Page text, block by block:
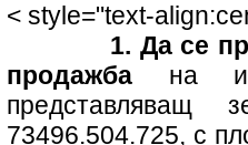
< style="text-
1. Да се
продажба на
73496.504.725, с